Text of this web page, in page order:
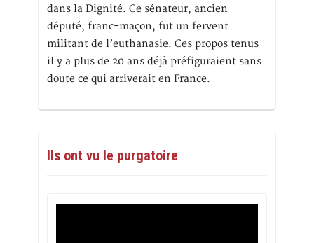
dans la Dignité. Ce sénateur, ancien
député, franc-maçon, fut un fervent
militant de l’euthanasie. Ces propos tenus
il y a plus de 20 ans déjà préfiguraient sans
doute ce qui arriverait en France.
Ils ont vu le purgatoire